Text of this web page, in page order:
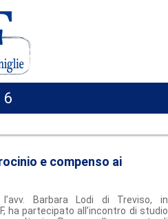
6
e compenso ai
Barbara Lodi di Treviso, in
ha partecipato all’incontro di studio